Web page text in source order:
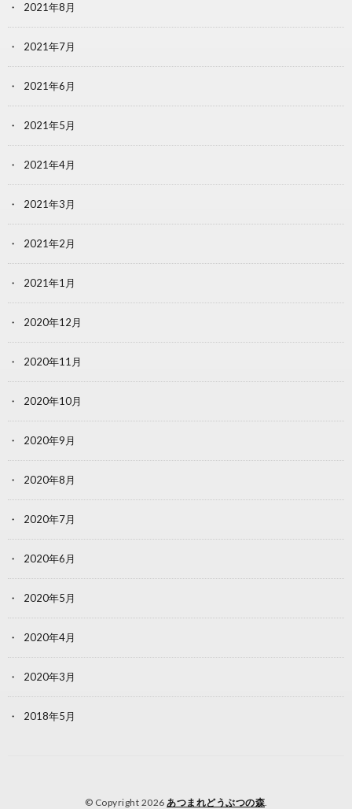
2021年8月
2021年7月
2021年6月
2021年5月
2021年4月
2021年3月
2021年2月
2021年1月
2020年12月
2020年11月
2020年10月
2020年9月
2020年8月
2020年7月
2020年6月
2020年5月
2020年4月
2020年3月
2018年5月
© Copyright 2026 あつまれどうぶつの森.